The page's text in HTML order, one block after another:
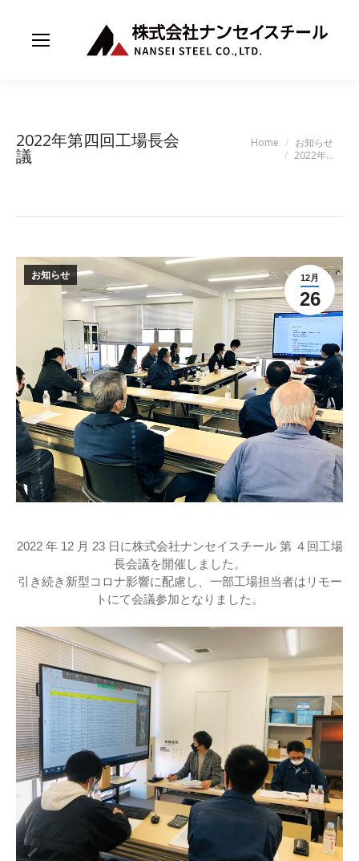
2022年第四回工場長会
議
You are here:Home
お知らせ
2022年…
12月
26
お知らせ
2022 年 12 月 23 日に株式会社ナンセイスチール 第 ４回工場
長会議を開催しました。
引き続き新型コロナ影響に配慮し、一部工場担当者はリモー
トにて会議参加となりました。